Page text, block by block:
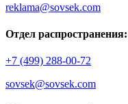
reklama@sovsek.com
Отдел распространения:
+7 (499) 288-00-72
sovsek@sovsek.com